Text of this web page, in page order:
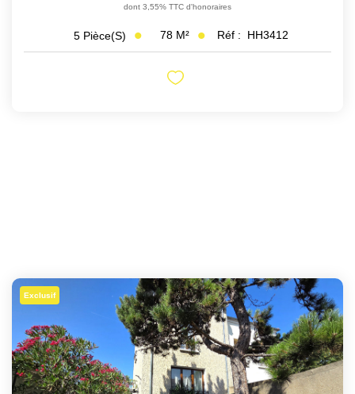
dont 3,55% TTC d'honoraires
5 Pièce(s) 78 M² Réf : HH3412
Exclusif